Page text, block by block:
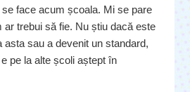
face acum școala. Mi se pare
ar trebui să fie. Nu știu dacă este
asta sau a devenit un standard,
pe la alte școli aștept în